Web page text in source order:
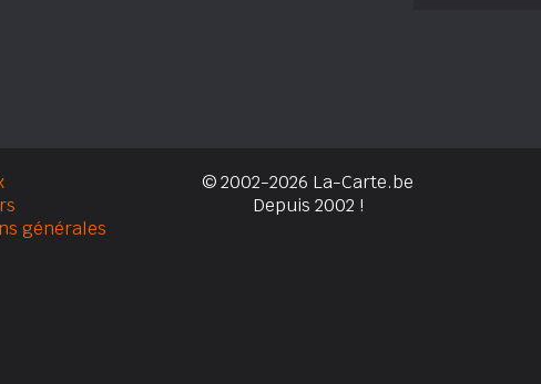
générales
© 2002-2026 La-Carte.be
Depuis 2002 !